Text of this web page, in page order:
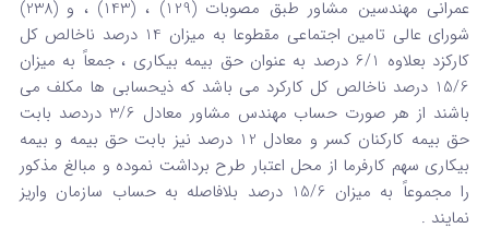
عمرانی مهندسین مشاور طبق مصوبات (129) ، (143) ، و (238)
شورای عالی تامین اجتماعی مقطوعا به میزان 14 درصد ناخالص کل
کارکزد بعلاوه 6/1 درصد به عنوان حق بیمه بیکاری ، جمعاً به میزان
15/6 درصد ناخالص کل کارکرد می باشد که ذیحسابی ها مکلف می
باشند از هر صورت حساب مهندس مشاور معادل 3/6 دردصد بابت
حق بیمه کارکنان کسر و معادل 12 درصد نیز بابت حق بیمه و بیمه
بیکاری سهم کارفرما از محل اعتبار طرح برداشت نموده و مبالغ مذکور
را مجموعاً به میزان 15/6 درصد بلافاصله به حساب سازمان واریز
نمایند .